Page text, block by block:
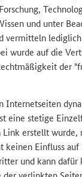
und unter
ver­mit­teln
wurde auf die
der
In­ter­net­sei­ten
eine ste­ti­ge
er­stellt wurde,
kei­nen Ein­fluss
und kann